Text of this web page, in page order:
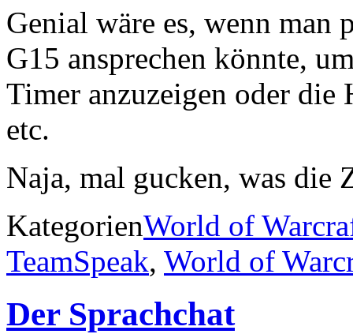
Genial wäre es, wenn man
G15 ansprechen könnte,
Timer anzuzeigen oder
etc.
Naja, mal gucken, was
KategorienWorld of
TeamSpeak, World of
Der Sprachchat